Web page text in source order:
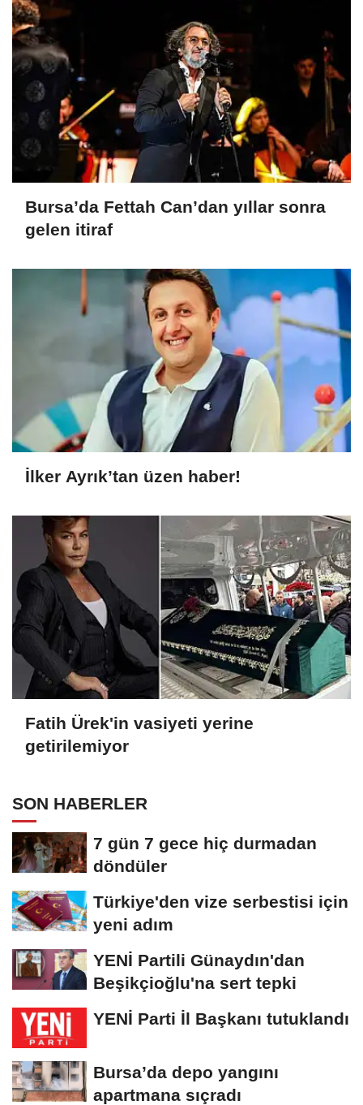
Bursa’da Fettah Can’dan yıllar sonra
gelen itiraf
İlker Ayrık’tan üzen haber!
Fatih Ürek'in vasiyeti yerine
getirilemiyor
SON HABERLER
7 gün 7 gece hiç durmadan
döndüler
Türkiye'den vize serbestisi için
yeni adım
YENİ Partili Günaydın'dan
Beşikçioğlu'na sert tepki
YENİ Parti İl Başkanı tutuklandı
Bursa’da depo yangını
apartmana sıçradı